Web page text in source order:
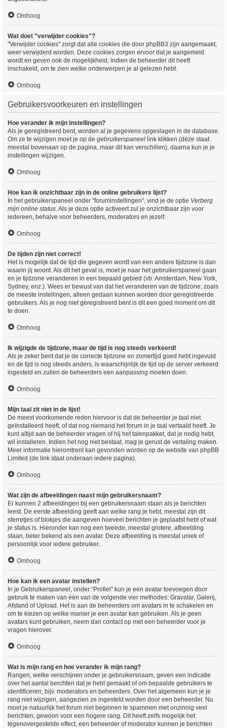
Omhoog
Wat doet "verwijder cookies"?
"Verwijder cookies" zorgt dat alle cookies die door phpBB3 zijn aangemaakt,
weer verwijderd worden. Deze cookies zorgen ervoor dat je aangemeld
wordt en geven ook de mogelijkheid, indien de beheerder dit heeft
inschakeld, om te zien welke onderwerpen je al gelezen hebt.
Omhoog
Gebruikersvoorkeuren en instellingen
Hoe verander ik mijn instellingen?
Als je geregistreerd bent, worden al je gegevens opgeslagen in de database.
Om ze te wijzigen moet je op de gebruikerspaneel link klikken (deze staat
meestal bovenaan op de pagina, maar dit kan verschillen), daarna kun je je
instellingen wijzigen.
Omhoog
Hoe kan ik onzichtbaar zijn in de online gebruikers lijst?
In het gebruikerspaneel onder "foruminstellingen", vind je de optie Verberg
mijn online status. Als je deze optie activeert zul je onzichtbaar zijn voor
iedereen, behalve voor beheerders, moderators en jezelf.
Omhoog
De tijden zijn niet correct!
Het is mogelijk dat de tijd die gegeven wordt van een andere tijdzone is dan
waarin jij woont. Als dit het geval is, moet je naar het gebruikerspaneel gaan
en je tijdzone veranderen in een bepaald gebied (vb: Amsterdam, New York,
Sydney, enz.). Wees er bewust van dat het veranderen van de tijdzone, zoals
de meeste instellingen, alleen gedaan kunnen worden door geregistreerde
gebruikers. Als je nog niet geregistreerd bent is dit een goed moment om dit
te doen.
Omhoog
Ik wijzigde de tijdzone, maar de tijd is nog steeds verkeerd!
Als je zeker bent dat je de correcte tijdzone en zomertijd goed hebt ingevuld
en de tijd is nog steeds anders, is waarschijnlijk de tijd op de server verkeerd
ingesteld en zullen de beheerders een aanpassing moeten doen.
Omhoog
Mijn taal zit niet in de lijst!
De meest voorkomende reden hiervoor is dat de beheerder je taal niet
geïnstalleerd heeft, of dat nog niemand het forum in je taal vertaald heeft. Je
kunt altijd aan de beheerder vragen of hij het talenpakket, dat je nodig hebt,
wil installeren. Indien het nog niet bestaat, mag je gerust de vertaling maken.
Meer informatie hieromtrent kan gevonden worden op de website van phpBB
Limited (de link staat onderaan iedere pagina).
Omhoog
Wat zijn de afbeeldingen naast mijn gebruikersnaam?
Er kunnen 2 afbeeldingen bij een gebruikersnaam staan als je berichten
leest. De eerste afbeelding geeft aan welke rang je hebt, meestal zijn dit
sterretjes of blokjes die aangeven hoeveel berichten je geplaatst hebt of wat
je status is. Hieronder kan nog een tweede, meestal grotere, afbeelding
staan, beter bekend als een avatar. Deze afbeelding is meestal uniek of
persoonlijk voor iedere gebruiker.
Omhoog
Hoe kan ik een avatar instellen?
In je Gebruikerspaneel, onder “Profiel” kun je een avatar toevoegen door
gebruik te maken van één van de volgende vier methodes: Gravatar, Galerij,
Afstand of Upload. Het is aan de beheerders om avatars in te schakelen en
om te kiezen op welke manier je een avatar kan gebruiken. Als je geen
avatars kunt gebruiken, neem dan contact op met een beheerder voor je
vragen hierover.
Omhoog
Wat is mijn rang en hoe verander ik mijn rang?
Rangen, welke verschijnen onder je gebruikersnaam, geven een indicatie
over het aantal berchten dat je hebt gemaakt of om bepaalde gebruikers te
identificeren, bijv. moderators en beheerders. Over het algemeen kun je je
rang niet wijzigen, aangezien ze ingesteld worden door een beheerder. Nu
moet je natuurlijk het forum niet beginnen te spammen met onzinnig veel
berichten, gewoon voor een hogere rang. Dit heeft zelfs mogelijk het
tegenovergestelde effect, een beheerder of moderator kunnen je berichten